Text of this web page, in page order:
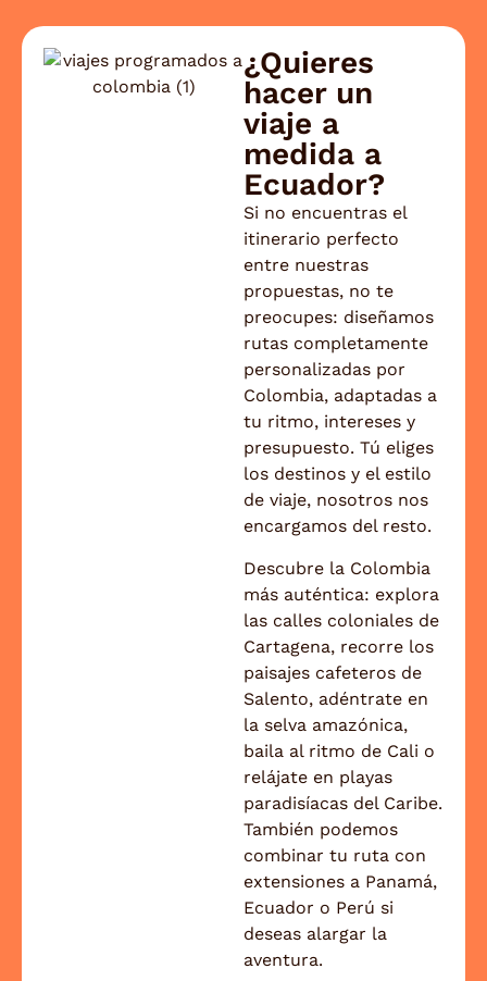
acompañarte y esperamos volver a ayudarte
a organizar una nueva aventura muy pronto.
Un cordial saludo, El equipo de Viajes Jaipur
¿Quieres
hacer un
viaje a
medida a
Ecuador?
Si no encuentras el
itinerario perfecto
entre nuestras
propuestas, no te
preocupes: diseñamos
rutas completamente
personalizadas por
Colombia, adaptadas a
tu ritmo, intereses y
presupuesto. Tú eliges
los destinos y el estilo
de viaje, nosotros nos
encargamos del resto.
Descubre la Colombia
más auténtica: explora
las calles coloniales de
Cartagena, recorre los
paisajes cafeteros de
Salento, adéntrate en
la selva amazónica,
baila al ritmo de Cali o
relájate en playas
paradisíacas del Caribe.
También podemos
combinar tu ruta con
extensiones a Panamá,
Ecuador o Perú si
deseas alargar la
aventura.